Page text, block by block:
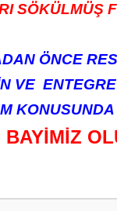
SÖKÜLMÜŞ
ÖNCE
VE
BAYİMİZ